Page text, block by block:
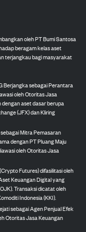
oleh PT Bumi Santosa
beragam kelas aset
terjangkau bagi masyarakat
Berjangka sebagai Perantara
oleh Otoritas Jasa
aset dasar berupa
(JFX) dan Kliring
Mitra Pemasaran
dengan PT Pluang Maju
oleh Otoritas Jasa
Futures) difasilitasi oleh
Keuangan Digital yang
Transaksi dicatat oleh
Indonesia (KKI).
sebagai Agen Penjual Efek
Otoritas Jasa Keuangan